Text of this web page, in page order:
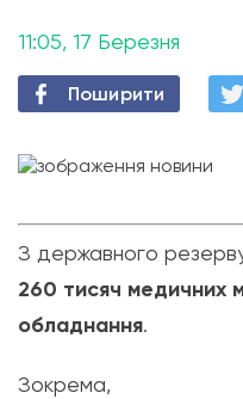
11:05, 17 Березня
Поширити
З державного
260 тисяч медичних
обладнання.
Зокрема,